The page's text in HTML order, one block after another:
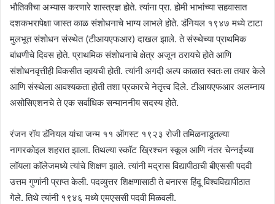
भौतिकीचा अभ्यास करणारे शास्त्रज्ञ होते. त्यांना प्रा. होमी भाभांच्या सहवासात
दशकभरापेक्षा जास्त काळ संशोधनाचे भाग्य लाभले होते. डॅनियल १९४७ मध्ये टाटा
मुलभूत संशोधन संस्थेत (टीआयएफआर) दाखल झाले. ते संस्थेच्या प्राथमिक
बांधणीचे दिवस होते. प्राथमिक संशोधनाचे क्षेत्र अजून ठरायचे होते आणि
संशोधनवृत्तीही विकसीत व्हायची होती. त्यांनी अगदी अल्प काळात स्वतःला तयार केले
आणि संस्थेला आवश्यकता होती तशा प्रकारचे नेतृत्त्व दिले. टीआयएफआर अलम्नाय
असोसिएशनचे ते एक सर्वाधिक सन्माननीय सदस्य होते.
रंजन रॉय डॅनियल यांचा जन्म ११ ऑगस्ट १९२३ रोजी तमिळनाडूतल्या
नागरकोइल शहरात झाला. तिथल्या स्कॉट ख्रिश्चन स्कूल आणि नंतर चेन्नईच्या
लॉयला कॉलेजमध्ये त्यांचे शिक्षण झाले. त्यांनी मद्रास विद्यापीठाची बीएससी पदवी
उत्तम गुणांनी प्राप्त केली. पदव्युत्तर शिक्षणासाठी ते बनारस हिंदू विश्वविद्यापीठात
गेले. तिथे त्यांनी १९४६ मध्ये एमएससी पदवी मिळवली.